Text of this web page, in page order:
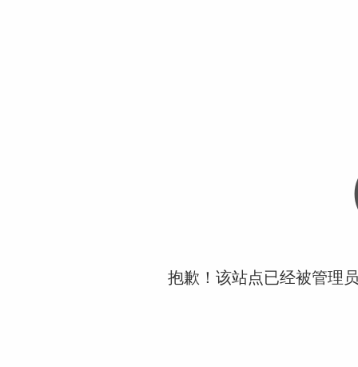
抱歉！该站点已经被管理